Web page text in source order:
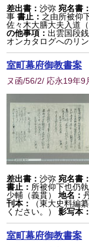
差出書：沙弥 宛名書
事書止： 之由所被仰
佐々木大膳大夫入道（
の他事項：出雲国段
オンカタログへのリ
室町幕府御教書案
ヌ函/56/2/ 応永19年9
差出書：沙弥 宛名書
書止： 所被仰下也仍
少輔（義貫）
地名：
刊本：
（東大史料編
ください。）
影写本：
室町幕府御教書案